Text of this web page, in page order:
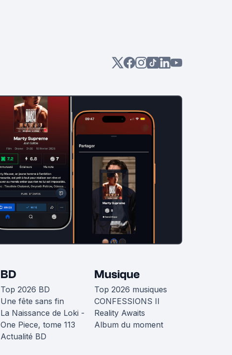
BD
Top 2026 BD
Une fête sans fin
La Naissance de Loki -
One Piece, tome 113
Actualité BD
Musique
Top 2026 musiques
CONFESSIONS II
Reality Awaits
Album du moment